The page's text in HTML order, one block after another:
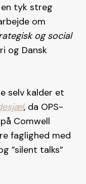
tyk streg
om
og social
og Dansk
selv kalder et
, da OPS-
Comwell
faglighed med
”silent talks”